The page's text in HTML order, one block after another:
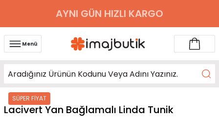
AYNI GÜN HIZLI KARGO
Menü
SÜPER FİYAT
Lacivert Yan Bağlamalı Linda Tunik